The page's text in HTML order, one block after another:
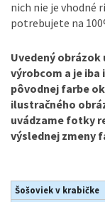
nich nie je vhodné
potrebujete na
Uvedený
výrobcom a je iba
pôvodnej farbe
ilustračného
uvádzame fotky
výslednej zmeny
Šošoviek v krabičke